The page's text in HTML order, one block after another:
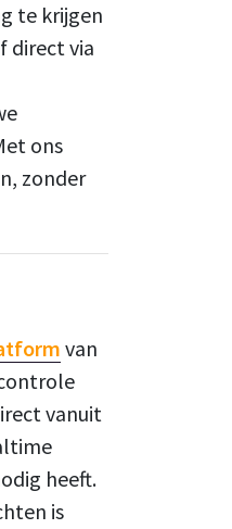
te krijgen
direct via
ons
zonder
van
vanuit
heeft.
is